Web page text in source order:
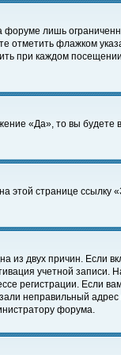
лишь
отметить флажком
при каждом
«Да», то вы
этой странице
из двух причин. Если
учетной записи.
регистрации. Если
неправильный
форума.